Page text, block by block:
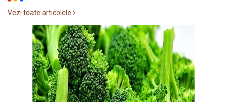
Vezi toate articolele